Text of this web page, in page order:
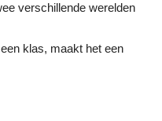
verschillende werelden
klas, maakt het een